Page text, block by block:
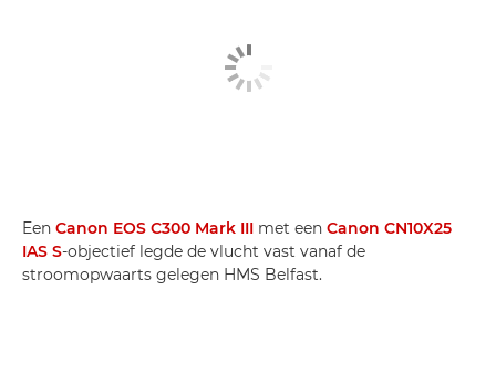
Een Canon EOS C300 Mark III met een Canon CN10X25
IAS S-objectief legde de vlucht vast vanaf de
stroomopwaarts gelegen HMS Belfast.